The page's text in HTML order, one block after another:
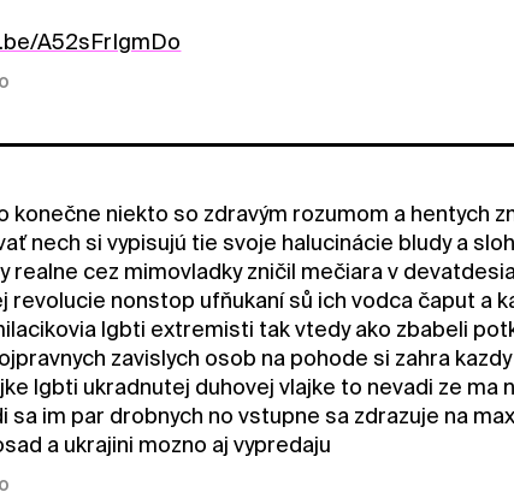
A52sFrIgmDo
konečne niekto so zdravým rozumom a hentych
nech si vypisujú tie svoje halucinácie bludy a
realne cez mimovladky zničil mečiara v
revolucie nonstop ufňukaní sů ich vodca čaput a
lgbti extremisti tak vtedy ako zbabeli
zavislych osob na pohode si zahra
lgbti ukradnutej duhovej vlajke to nevadi ze
sa im par drobnych no vstupne sa zdrazuje na
a ukrajini mozno aj vypredaju